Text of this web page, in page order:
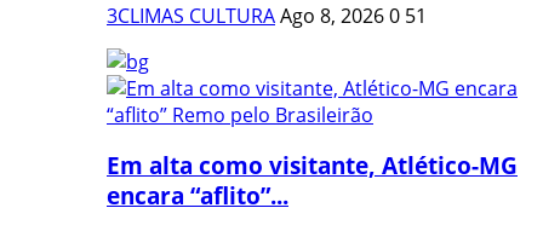
3CLIMAS CULTURAAgo 8, 20260 51
Em alta como visitante, Atlético-MG
encara “aflito”...